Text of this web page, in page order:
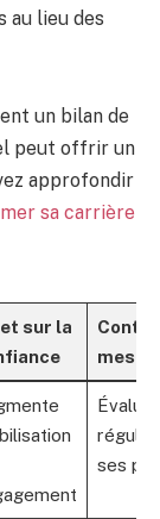
au lieu des
un bilan de
peut offrir un
approfondir
sa carrière
sur la
Évaluer
ses